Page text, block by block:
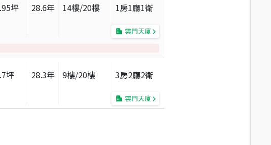
坪 28.6年 14樓/20樓 1房1廳1衛
雲門天廈
坪 28.3年 9樓/20樓 3房2廳2衛
雲門天廈